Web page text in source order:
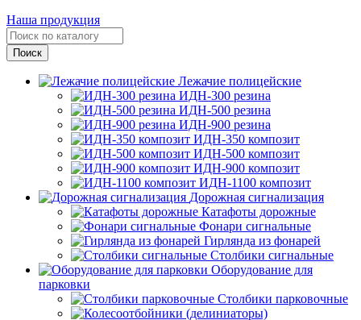
Наша продукция
Лежачие полицейские
ИДН-300 резина
ИДН-500 резина
ИДН-900 резина
ИДН-350 композит
ИДН-500 композит
ИДН-900 композит
ИДН-1100 композит
Дорожная сигнализация
Катафоты дорожные
Фонари сигнальные
Гирлянда из фонарей
Столбики сигнальные
Оборудование для
парковки
Столбики парковочные